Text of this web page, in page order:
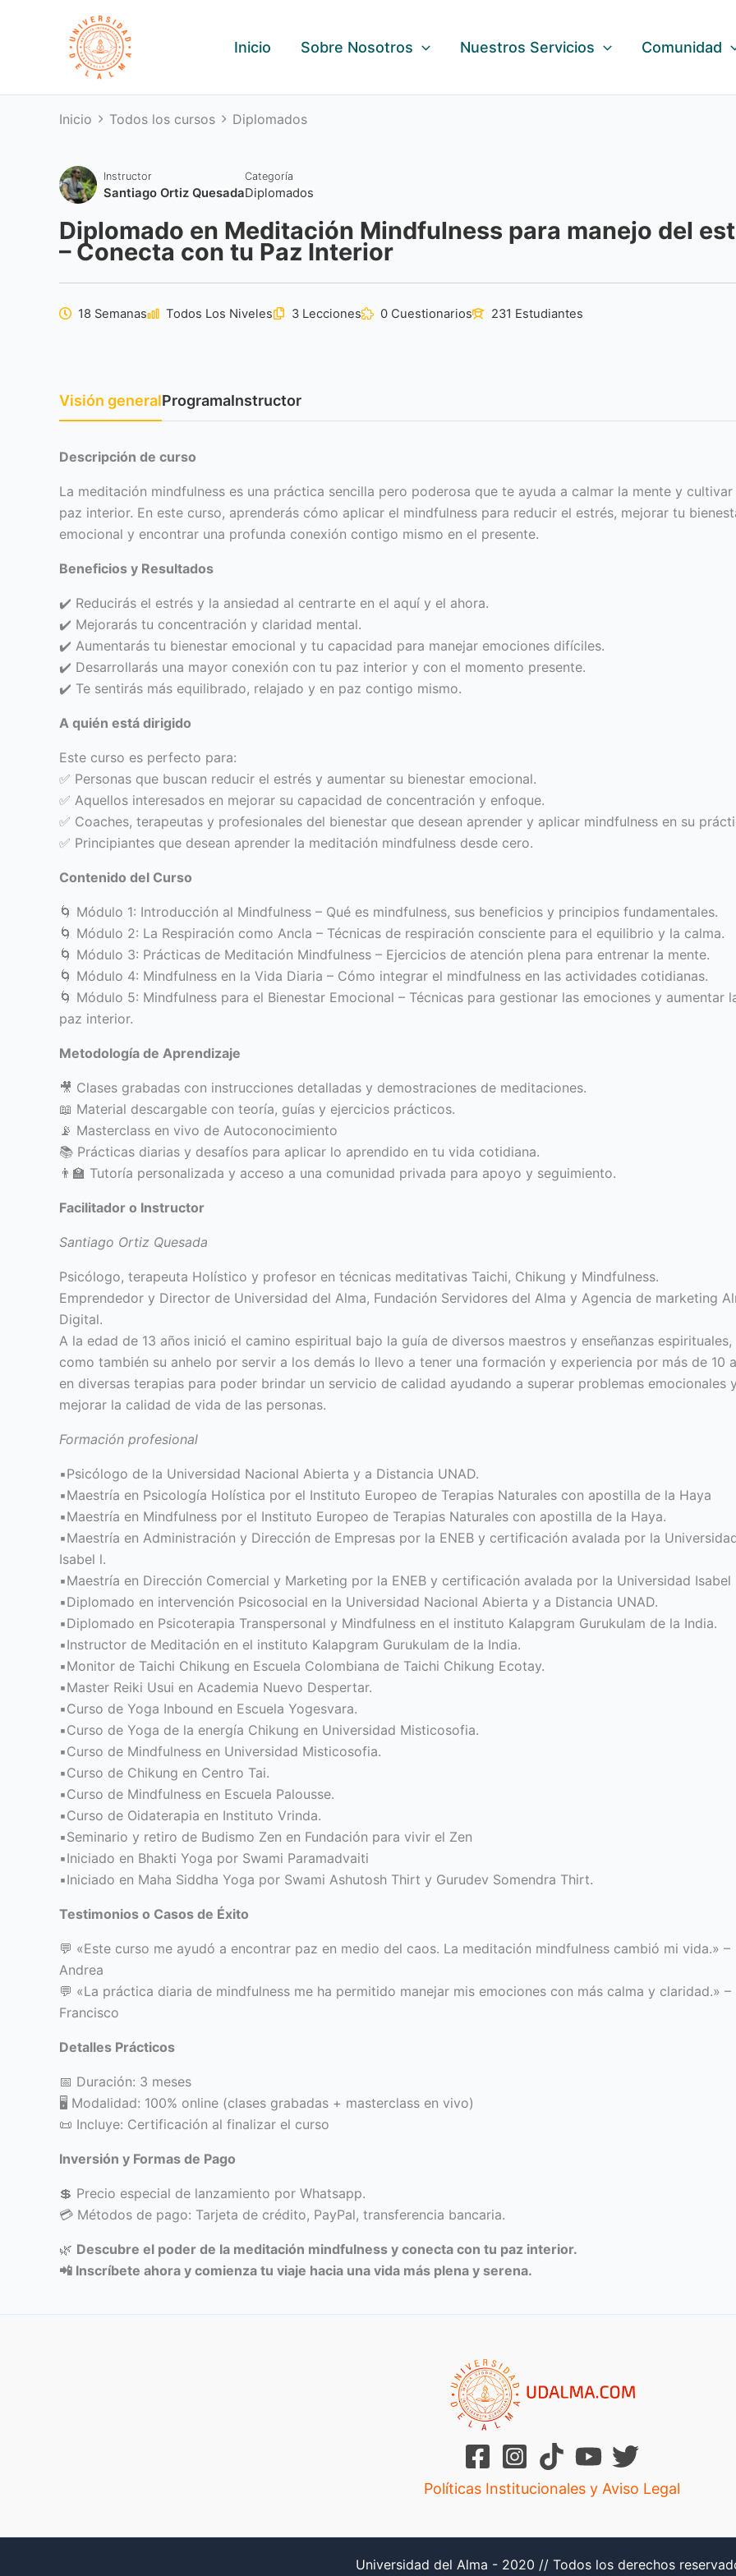
Inicio Sobre Nosotros Nuestros Servicios Comunidad
Inicio Todos los cursos Diplomados
Instructor
Santiago Ortiz Quesada
Categoría
Diplomados
Diplomado en Meditación Mindfulness para manejo del
– Conecta con tu Paz Interior
18 Semanas Todos Los Niveles 3 Lecciones 0 Cuestionarios 231 Estudiantes
Visión generalProgramaInstructor
Descripción de curso
La meditación mindfulness es una práctica sencilla pero poderosa que te ayuda a calmar la mente y cultivar
paz interior. En este curso, aprenderás cómo aplicar el mindfulness para reducir el estrés, mejorar tu
emocional y encontrar una profunda conexión contigo mismo en el presente.
Beneficios y Resultados
✔️ Reducirás el estrés y la ansiedad al centrarte en el aquí y el ahora.
✔️ Mejorarás tu concentración y claridad mental.
✔️ Aumentarás tu bienestar emocional y tu capacidad para manejar emociones difíciles.
✔️ Desarrollarás una mayor conexión con tu paz interior y con el momento presente.
✔️ Te sentirás más equilibrado, relajado y en paz contigo mismo.
A quién está dirigido
Este curso es perfecto para:
✅ Personas que buscan reducir el estrés y aumentar su bienestar emocional.
✅ Aquellos interesados en mejorar su capacidad de concentración y enfoque.
✅ Coaches, terapeutas y profesionales del bienestar que desean aprender y aplicar mindfulness en su
✅ Principiantes que desean aprender la meditación mindfulness desde cero.
Contenido del Curso
🌀 Módulo 1: Introducción al Mindfulness – Qué es mindfulness, sus beneficios y principios fundamentales.
🌀 Módulo 2: La Respiración como Ancla – Técnicas de respiración consciente para el equilibrio y la calma.
🌀 Módulo 3: Prácticas de Meditación Mindfulness – Ejercicios de atención plena para entrenar la mente.
🌀 Módulo 4: Mindfulness en la Vida Diaria – Cómo integrar el mindfulness en las actividades cotidianas.
🌀 Módulo 5: Mindfulness para el Bienestar Emocional – Técnicas para gestionar las emociones y aumentar
paz interior.
Metodología de Aprendizaje
🎥 Clases grabadas con instrucciones detalladas y demostraciones de meditaciones.
📖 Material descargable con teoría, guías y ejercicios prácticos.
📡 Masterclass en vivo de Autoconocimiento
📚 Prácticas diarias y desafíos para aplicar lo aprendido en tu vida cotidiana.
👨‍🏫 Tutoría personalizada y acceso a una comunidad privada para apoyo y seguimiento.
Facilitador o Instructor
Santiago Ortiz Quesada
Psicólogo, terapeuta Holístico y profesor en técnicas meditativas Taichi, Chikung y Mindfulness.
Emprendedor y Director de Universidad del Alma, Fundación Servidores del Alma y Agencia de marketing
Digital.
A la edad de 13 años inició el camino espiritual bajo la guía de diversos maestros y enseñanzas espirituales,
como también su anhelo por servir a los demás lo llevo a tener una formación y experiencia por más de 10
en diversas terapias para poder brindar un servicio de calidad ayudando a superar problemas emocionales
mejorar la calidad de vida de las personas.
Formación profesional
▪️Psicólogo de la Universidad Nacional Abierta y a Distancia UNAD.
▪️Maestría en Psicología Holística por el Instituto Europeo de Terapias Naturales con apostilla de la Haya
▪️Maestría en Mindfulness por el Instituto Europeo de Terapias Naturales con apostilla de la Haya.
▪️Maestría en Administración y Dirección de Empresas por la ENEB y certificación avalada por la
Isabel l.
▪️Maestría en Dirección Comercial y Marketing por la ENEB y certificación avalada por la Universidad Isabel
▪️Diplomado en intervención Psicosocial en la Universidad Nacional Abierta y a Distancia UNAD.
▪️Diplomado en Psicoterapia Transpersonal y Mindfulness en el instituto Kalapgram Gurukulam de la India.
▪️Instructor de Meditación en el instituto Kalapgram Gurukulam de la India.
▪️Monitor de Taichi Chikung en Escuela Colombiana de Taichi Chikung Ecotay.
▪️Master Reiki Usui en Academia Nuevo Despertar.
▪️Curso de Yoga Inbound en Escuela Yogesvara.
▪️Curso de Yoga de la energía Chikung en Universidad Misticosofia.
▪️Curso de Mindfulness en Universidad Misticosofia.
▪️Curso de Chikung en Centro Tai.
▪️Curso de Mindfulness en Escuela Palousse.
▪️Curso de Oidaterapia en Instituto Vrinda.
▪️Seminario y retiro de Budismo Zen en Fundación para vivir el Zen
▪️Iniciado en Bhakti Yoga por Swami Paramadvaiti
▪️Iniciado en Maha Siddha Yoga por Swami Ashutosh Thirt y Gurudev Somendra Thirt.
Testimonios o Casos de Éxito
💬 «Este curso me ayudó a encontrar paz en medio del caos. La meditación mindfulness cambió mi vida.» –
Andrea
💬 «La práctica diaria de mindfulness me ha permitido manejar mis emociones con más calma y claridad.» –
Francisco
Detalles Prácticos
📅 Duración: 3 meses
🖥️ Modalidad: 100% online (clases grabadas + masterclass en vivo)
📜 Incluye: Certificación al finalizar el curso
Inversión y Formas de Pago
💲 Precio especial de lanzamiento por Whatsapp.
💳 Métodos de pago: Tarjeta de crédito, PayPal, transferencia bancaria.
🌿 Descubre el poder de la meditación mindfulness y conecta con tu paz interior.
📲 Inscríbete ahora y comienza tu viaje hacia una vida más plena y serena.
Políticas Institucionales y Aviso Legal
Universidad del Alma - 2020 // Todos los derechos